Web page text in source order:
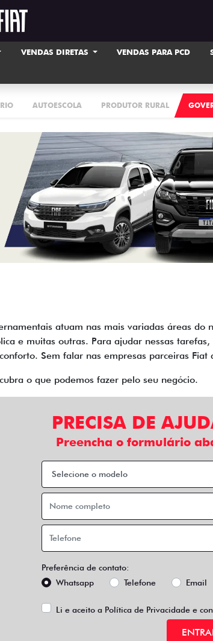
VENDAS DIRETAS VENDAS PARA PCD
AUTOESCOLA PRODUTOR RURAL
atuam nas mais variadas áreas
e muitas outras. Para ajudar nessas
Sem falar nas empresas parceiras
o que podemos fazer pelo seu negócio.
PRECISA DE
Preencha o formulário
Preferência de contato:
Whatsapp
Telefone Email
Li e aceito a Política de Privacidadee